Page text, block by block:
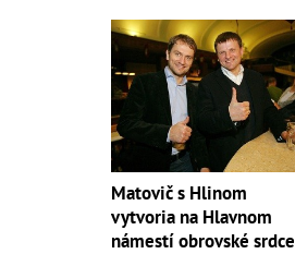
Matovič s Hlinom
vytvoria na Hlavnom
námestí obrovské srdce